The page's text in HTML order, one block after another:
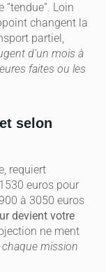
Loin
changent la
partiel,
d’un mois à
faites ou les
selon
requiert
euros pour
à 3050 euros
devient votre
ne ment
mission